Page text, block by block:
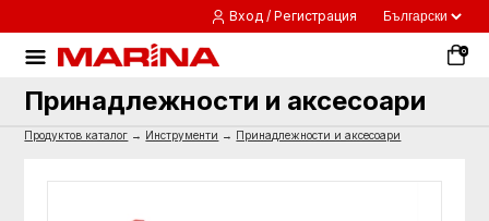
Вход / Регистрация
0
Принадлежности и аксесоари
Продуктов каталог → Инструменти → Принадлежности и аксесоари